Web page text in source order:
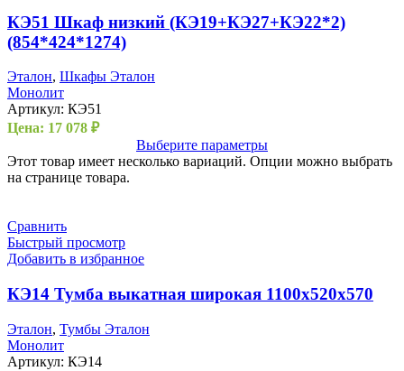
КЭ51 Шкаф низкий (КЭ19+КЭ27+КЭ22*2)
(854*424*1274)
Эталон, Шкафы Эталон
Монолит
Артикул: КЭ51
Цена: 17 078 ₽
Выберите параметры
Этот товар имеет несколько вариаций. Опции можно выбрать
на странице товара.
Сравнить
Быстрый просмотр
Добавить в избранное
КЭ14 Тумба выкатная широкая 1100х520х570
Эталон, Тумбы Эталон
Монолит
Артикул: КЭ14